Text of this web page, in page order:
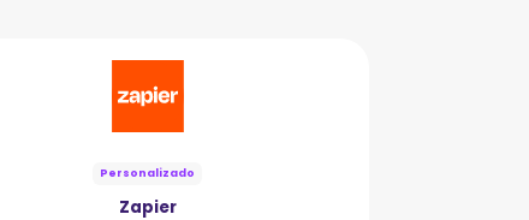
Personalizado
Zapier